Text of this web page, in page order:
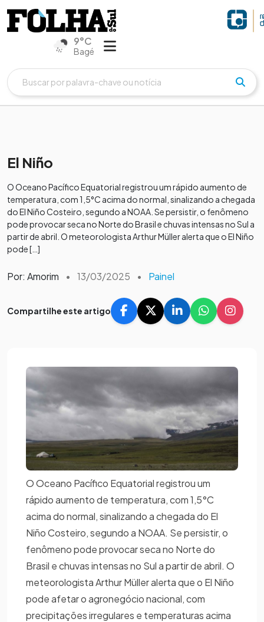
9°C
Bagé
El Niño
O Oceano Pacífico Equatorial registrou um rápido aumento de
temperatura, com 1,5°C acima do normal, sinalizando a chegada
do El Niño Costeiro, segundo a NOAA. Se persistir, o fenômeno
pode provocar seca no Norte do Brasil e chuvas intensas no Sul a
partir de abril. O meteorologista Arthur Müller alerta que o El Niño
pode […]
Por: Amorim • 13/03/2025 • Painel
Compartilhe este artigo
O Oceano Pacífico Equatorial registrou um
rápido aumento de temperatura, com 1,5°C
acima do normal, sinalizando a chegada do El
Niño Costeiro, segundo a NOAA. Se persistir, o
fenômeno pode provocar seca no Norte do
Brasil e chuvas intensas no Sul a partir de abril. O
meteorologista Arthur Müller alerta que o El Niño
pode afetar o agronegócio nacional, com
precipitações irregulares e temperaturas acima